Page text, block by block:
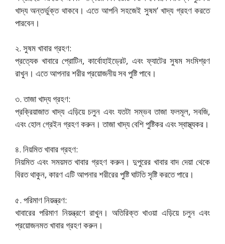
খাদ্য অন্তর্ভুক্ত থাকবে। এতে আপনি সহজেই সুষম’ খাদ্য গ্রহণ করতে
পারবেন।
২. সুষম খাবার গ্রহণ:
প্রত্যেক খাবারে প্রোটিন, কার্বোহাইড্রেট, এবং ফ্যাটের সুষম সংমিশ্রণ
রাখুন। এতে আপনার শরীর প্রয়োজনীয় সব পুষ্টি পাবে।
৩. তাজা খাদ্য গ্রহণ:
প্রক্রিয়াজাত খাদ্য এড়িয়ে চলুন এবং যতটা সম্ভব তাজা ফলমূল, সবজি,
এবং হোল গ্রেইন গ্রহণ করুন। তাজা খাদ্য বেশি পুষ্টিকর এবং স্বাস্থ্যকর।
৪. নিয়মিত খাবার গ্রহণ:
নিয়মিত এবং সময়মত খাবার গ্রহণ করুন। দুপুরের খাবার বাদ দেয়া থেকে
বিরত থাকুন, কারণ এটি আপনার শরীরের পুষ্টি ঘাটতি সৃষ্টি করতে পারে।
৫. পরিমাণ নিয়ন্ত্রণ:
খাবারের পরিমাণ নিয়ন্ত্রণে রাখুন। অতিরিক্ত খাওয়া এড়িয়ে চলুন এবং
প্রয়োজনমত খাবার গ্রহণ করুন।